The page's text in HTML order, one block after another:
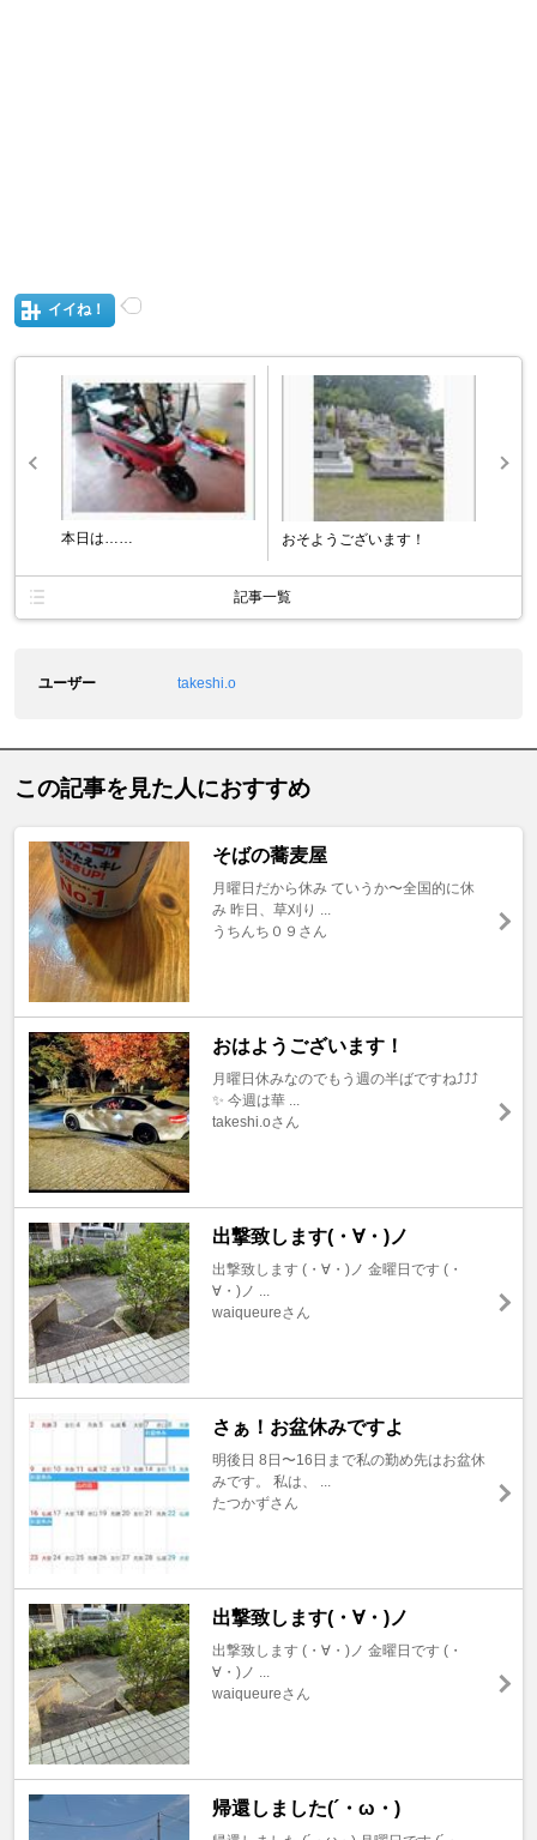
イイね！
本日は…… おそようございます！
記事一覧
ユーザー takeshi.o
この記事を見た人におすすめ
そばの蕎麦屋
月曜日だから休み ていうか〜全国的に休
み 昨日、草刈り ...
うちんち０９さん
おはようございます！
月曜日休みなのでもう週の半ばですね⤴⤴⤴
✨ 今週は華 ...
takeshi.oさん
出撃致します(・∀・)ノ
出撃致します (・∀・)ノ 金曜日です (・
∀・)ノ ...
waiqueureさん
さぁ！お盆休みですよ
明後日 8日〜16日まで私の勤め先はお盆休
みです。 私は、 ...
たつかずさん
出撃致します(・∀・)ノ
出撃致します (・∀・)ノ 金曜日です (・
∀・)ノ ...
waiqueureさん
帰還しました(´・ω・)